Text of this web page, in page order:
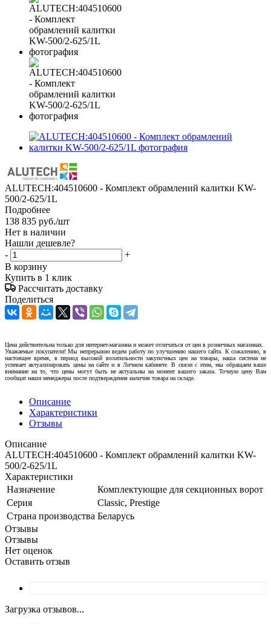
ALUTECH:404510600 - Комплект обрамлений калитки KW-
500/2-625/1L
Подробнее
138 835 руб./шт
Нет в наличии
Нашли дешевле?
-
+
В корзину
Купить в 1 клик
Рассчитать доставку
Поделиться
Цена действительна только для интернет-магазина и может отличаться от цен в розничных магазинах.
Уважаемые покупатели! Мы непрерывно ведем работу по улучшению нашего сайта. К сожалению, в
настоящее время, в период высокой волатильности закупочных цен на товары, наша система не
успевает актуализировать цены на сайте и в Личном кабинете. В связи с этим, мы обращаем ваше
внимание на то, что цены могут быть не актуальны на момент вашего заказа. Точную цену Вам
сообщат наши менеджеры после подтверждения наличия товара на складе.
Описание
Характеристики
Отзывы
Описание
ALUTECH:404510600 - Комплект обрамлений калитки KW-
500/2-625/1L
Характеристики
Назначение
Комплектующие для секционных ворот
Серия
Classic, Prestige
Страна производства Беларусь
Отзывы
Отзывы
Нет оценок
Оставить отзыв
Загрузка отзывов...